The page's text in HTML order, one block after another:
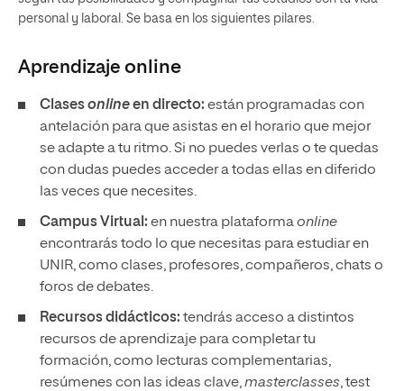
personal y laboral. Se basa en los siguientes pilares.
Aprendizaje online
Clasesonlineen directo: están programadas con
antelación para que asistas en el horario que mejor
se adapte a tu ritmo. Si no puedes verlas o te quedas
con dudas puedes acceder a todas ellas en diferido
las veces que necesites.
Campus Virtual: en nuestra plataformaonline
encontrarás todo lo que necesitas para estudiar en
UNIR, como clases, profesores, compañeros, chats o
foros de debates.
Recursos didácticos: tendrás acceso a distintos
recursos de aprendizaje para completar tu
formación, como lecturas complementarias,
resúmenes con las ideas clave,masterclasses, test